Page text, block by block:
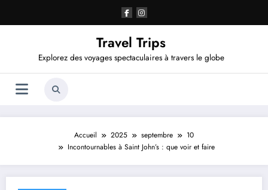
contenu
Travel Trips
Explorez des voyages spectaculaires à travers le globe
Accueil 2025 septembre
10
Incontournables à Saint John’s : que voir et faire